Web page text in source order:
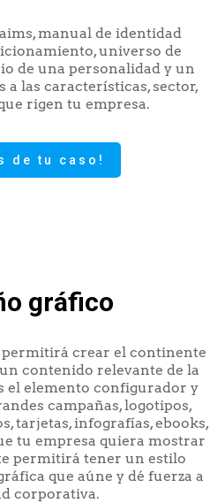
manual de identidad
universo de
de una personalidad y un
las características, sector,
rigen tu empresa.
de tu caso!
gráfico
crear el continente
contenido relevante de la
el elemento configurador y
campañas, logotipos,
tarjetas, infografías, ebooks,
tu empresa quiera mostrar
permitirá tener un estilo
que aúne y dé fuerza a
corporativa.